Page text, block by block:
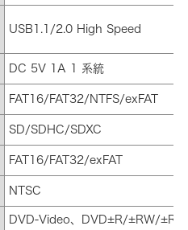
USB1.1/2.0 High Speed
DC 5V 1A 1 系統
FAT16/FAT32/NTFS/exFAT
SD/SDHC/SDXC
FAT16/FAT32/exFAT
NTSC
DVD-Video、DVD±R/±RW/